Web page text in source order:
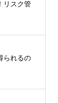
リスク管
られるの